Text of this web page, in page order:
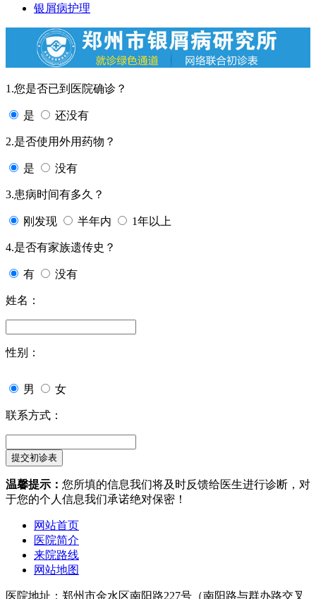
银屑病护理
1.您是否已到医院确诊？
是 还没有
2.是否使用外用药物？
是 没有
3.患病时间有多久？
刚发现 半年内 1年以上
4.是否有家族遗传史？
有 没有
姓名：
性别：
男 女
联系方式：
温馨提示： 您所填的信息我们将及时反馈给医生进行诊断，对
于您的个人信息我们承诺绝对保密！
网站首页
医院简介
来院路线
网站地图
医院地址：郑州市金水区南阳路227号（南阳路与群办路交叉